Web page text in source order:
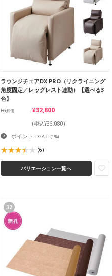
ラウンジチェアDX PRO（リクライニング
角度固定／レッグレスト連動）【選べる3
色】
EG卸価 ¥32,800
(税込¥36,080)
ポイント : 328pt (1%)
(6)
バリエーション一覧へ
32